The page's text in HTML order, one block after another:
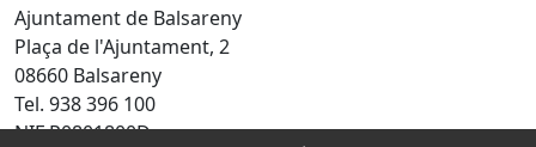
Ajuntament de Balsareny
Plaça de l'Ajuntament, 2
08660 Balsareny
Tel. 938 396 100
NIF P0801800D